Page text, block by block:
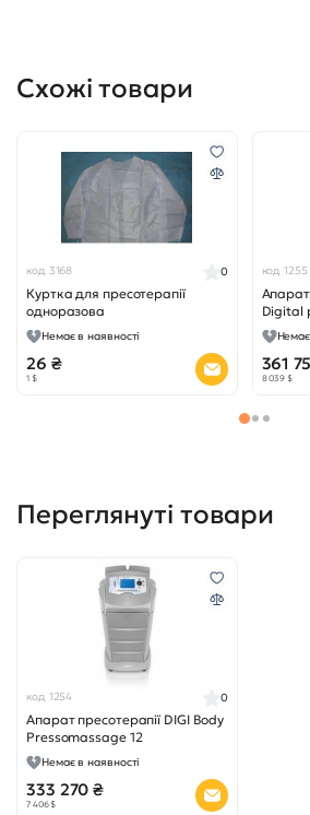
Схожі товари
код 3168
Куртка для пресотерапії
одноразова
0
Немає в наявності
26 ₴
1 $
код 1255
Апарат
Digital
Немає
361
8 039 $
Переглянуті товари
код 1254
Апарат пресотерапії DIGI Body
Pressomassage 12
0
Немає в наявності
333 270 ₴
7 406 $